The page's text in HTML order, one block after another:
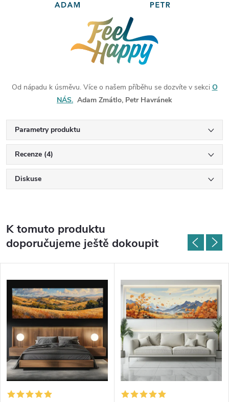
Od nápadu k úsměvu. Více o našem příběhu se dozvíte v sekci O
NÁS. Adam Zmátlo, Petr Havránek
Parametry produktu
Recenze (4)
Diskuse
K tomuto produktu
doporučujeme ještě dokoupit